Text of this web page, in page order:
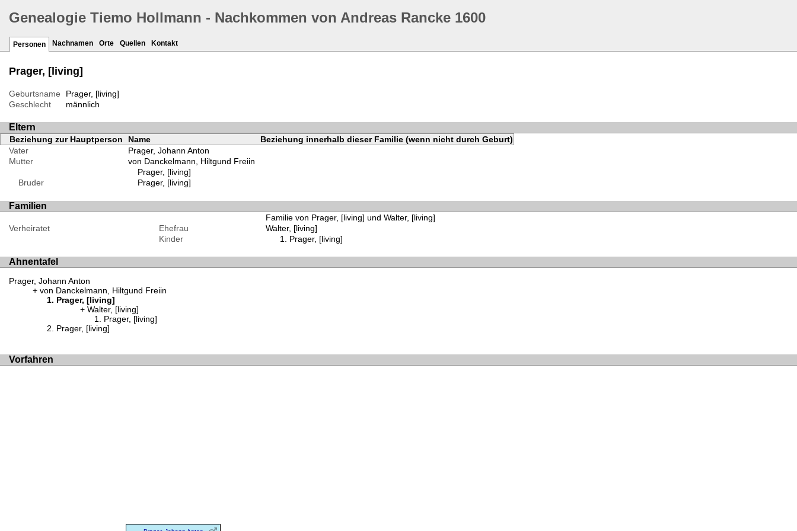
Genealogie Tiemo Hollmann - Nachkommen von Andreas Rancke 1600
Personen Nachnamen Orte Quellen Kontakt
Prager, [living]
Geburtsname
Prager, [living]
Geschlecht
männlich
Eltern
Beziehung zur Hauptperson Name
Beziehung innerhalb dieser Familie (wenn nicht durch Geburt)
Vater
Prager, Johann Anton
Mutter
von Danckelmann, Hiltgund Freiin
Prager, [living]
Bruder
Prager, [living]
Familien
Familie von Prager, [living] und Walter, [living]
Verheiratet
Ehefrau
Walter, [living]
Kinder
Prager, [living]
Ahnentafel
Prager, Johann Anton
von Danckelmann, Hiltgund Freiin
Prager, [living]
Walter, [living]
Prager, [living]
Prager, [living]
Vorfahren